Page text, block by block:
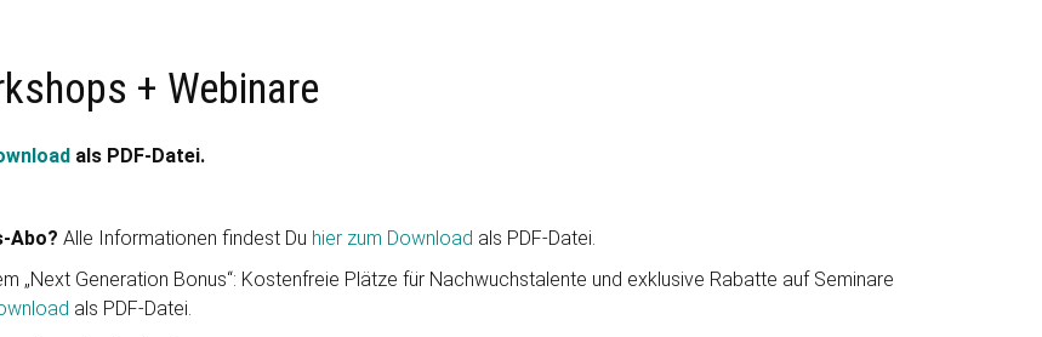
+ Webinare
als PDF-Datei.
Abo? Alle Informationen findest Du hier zum Download als PDF-Datei.
„Next Generation Bonus“: Kostenfreie Plätze für Nachwuchstalente und exklusive Rabatte auf Seminare
als PDF-Datei.